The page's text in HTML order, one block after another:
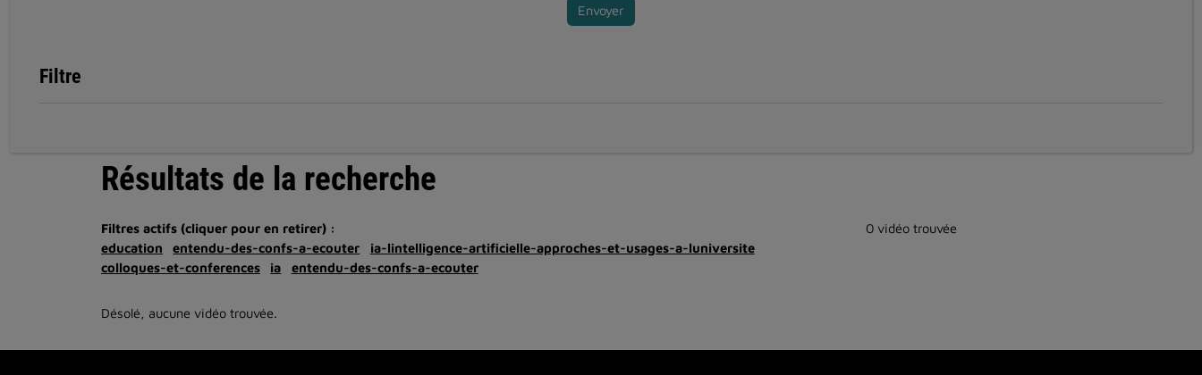
Envoyer
Filtre
Résultats de la recherche
Filtres actifs (cliquer pour en retirer) :
education
entendu-des-confs-a-ecouter
ia-lintelligence-artificielle-approches-et-usages-a-luniversite
colloques-et-conferences
ia entendu-des-confs-a-ecouter
0 vidéo trouvée
Désolé, aucune vidéo trouvée.